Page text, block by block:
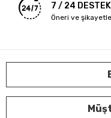
7 / 24 DESTEK
Öneri ve